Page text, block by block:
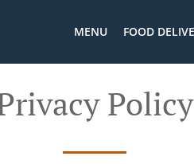
MENU FOOD
Policy